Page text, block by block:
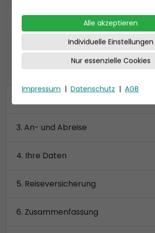
alle Kategorien anzeigen
An- und Abreise
Ihre Daten
Reiseversicherung
Zusammenfassung
Alle akzeptieren
Individuelle Einstellungen
Nur essenzielle Cookies
Impressum | Datenschutz | AGB